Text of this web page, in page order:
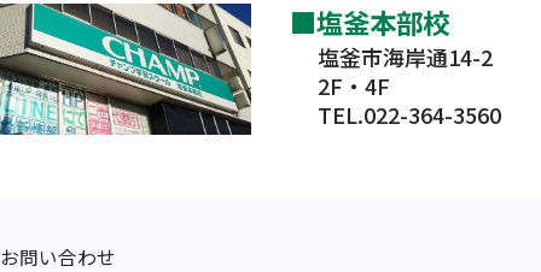
塩釜本部校
塩釜市海岸通14-2
2F・4F
TEL.022-364-3560
お問い合わせ